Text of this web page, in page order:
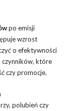
po emisji
wzrost
o efektywności
czynników, które
czy promocje.
polubień czy